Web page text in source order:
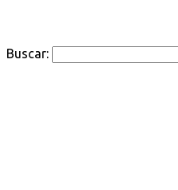
Buscar: